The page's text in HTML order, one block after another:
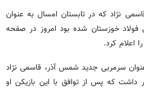
نژاد که در تابستان امسال به عنوان
فولاد خوزستان شده بود امروز در صفحه
اعلام کرد.
سرمربی جدید شمس آذر، قاسمی نژاد
که پس از توافق با این بازیکن او